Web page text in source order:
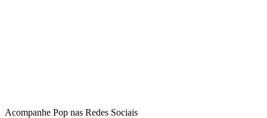
Acompanhe Pop nas Redes Sociais